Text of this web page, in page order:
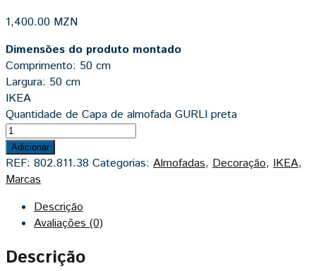
1,400.00 MZN
Dimensões do produto montado
Comprimento: 50 cm
Largura: 50 cm
IKEA
Quantidade de Capa de almofada GURLI preta
Adicionar
REF: 802.811.38 Categorias: Almofadas, Decoração, IKEA,
Marcas
Descrição
Avaliações (0)
Descrição